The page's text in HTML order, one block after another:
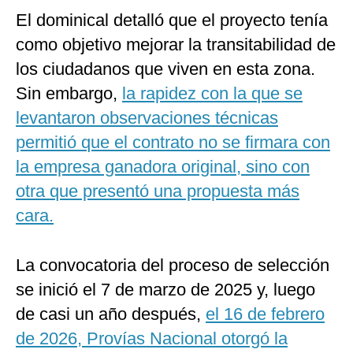
El dominical detalló que el proyecto tenía
como objetivo mejorar la transitabilidad de
los ciudadanos que viven en esta zona.
Sin embargo, la rapidez con la que se
levantaron observaciones técnicas
permitió que el contrato no se firmara con
la empresa ganadora original, sino con
otra que presentó una propuesta más
cara.
La convocatoria del proceso de selección
se inició el 7 de marzo de 2025 y, luego
de casi un año después, el 16 de febrero
de 2026, Provías Nacional otorgó la